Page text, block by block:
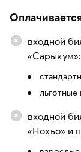
входной
«Сарыкум»:
входной
«Нохъо» и